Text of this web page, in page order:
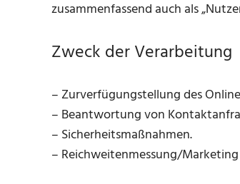
zusammenfassend auch als
Zweck der Verarbeitung
– Zurverfügungstellung des
– Beantwortung von
– Sicherheitsmaßnahmen.
– Reichweitenmessung/Marketing